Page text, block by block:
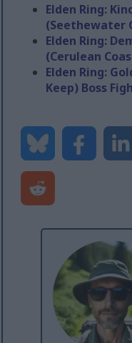
Elden Ring:
(Seethewater
Elden Ring:
(Cerulean
Elden Ring:
Keep) Boss